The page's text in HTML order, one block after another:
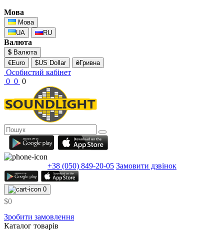
Мова
Мова
UA
RU
Валюта
$ Валюта
€Euro
$US Dollar ₴Гривна
Особистий кабінет
0 0 0
+38 (050) 849-20-05 Замовити дзвінок
0
$0
Зробити замовлення
Каталог товарів